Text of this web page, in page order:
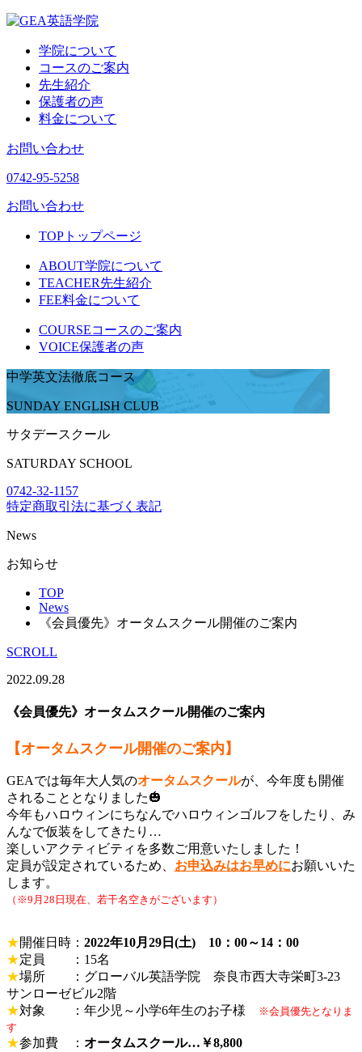
学院について
コースのご案内
先生紹介
保護者の声
料金について
お問い合わせ
0742-95-5258
お問い合わせ
TOP トップページ
ABOUT学院について
TEACHER先生紹介
FEE料金について
COURSEコースのご案内
VOICE保護者の声
中学英文法徹底コース
SUNDAY ENGLISH CLUB
サタデースクール
SATURDAY SCHOOL
0742-32-1157
特定商取引法に基づく表記
News
お知らせ
TOP
News
《会員優先》オータムスクール開催のご案内
SCROLL
2022.09.28
《会員優先》オータムスクール開催のご案内
【オータムスクール開催のご案内】
GEAでは毎年大人気のオータムスクールが、今年度も開催
されることとなりました🎃
今年もハロウィンにちなんでハロウィンゴルフをしたり、み
んなで仮装をしてきたり…
楽しいアクティビティを多数ご用意いたしました！
定員が設定されているため、 お申込みはお早めにお願いいた
します。
（※9月28日現在、若干名空きがございます）
★開催日時： 2022年10月29日(土) 10：00～14：00
★定員 ：15名
★場所 ：グローバル英語学院 奈良市西大寺栄町3-23
サンローゼビル2階
★対象 ：年少児～小学6年生のお子様
※会員優先となりま
す
★参加費 ： オータムスクール…￥8,800